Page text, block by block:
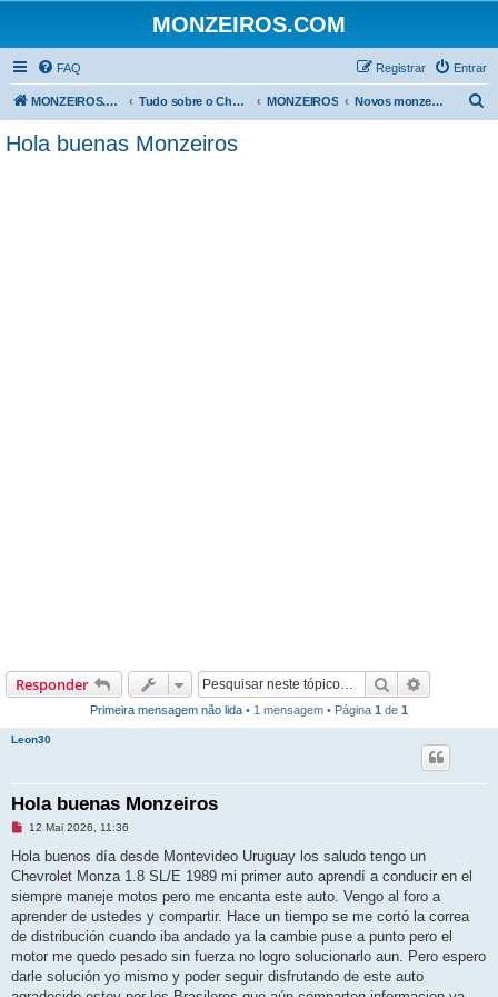
MONZEIROS.COM
FAQ Entrar
Registrar
MONZEIROS.COM Tudo sobre o Chevrolet Monza! MONZEIROS Novos monzeiros - Apresentem-se!
Hola buenas Monzeiros
Responder Pesquisar
Primeira mensagem não lida • 1 mensagem • Página 1 de 1
Leon30
Hola buenas Monzeiros
M
n
a
g
m
n
o
l
12 Mai 2026, 11:36
Hola buenos día desde Montevideo Uruguay los saludo tengo un
Chevrolet Monza 1.8 SL/E 1989 mi primer auto aprendí a conducir en el
siempre maneje motos pero me encanta este auto. Vengo al foro a
aprender de ustedes y compartir. Hace un tiempo se me cortó la correa
de distribución cuando iba andado ya la cambie puse a punto pero el
motor me quedo pesado sin fuerza no logro solucionarlo aun. Pero espero
darle solución yo mismo y poder seguir disfrutando de este auto